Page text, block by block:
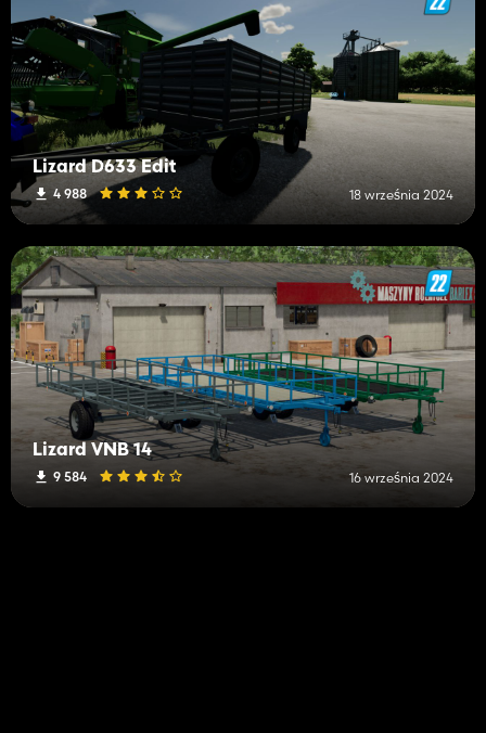
Lizard D633 Edit
4 988 18 września 2024
Lizard VNB 14
9 584 16 września 2024